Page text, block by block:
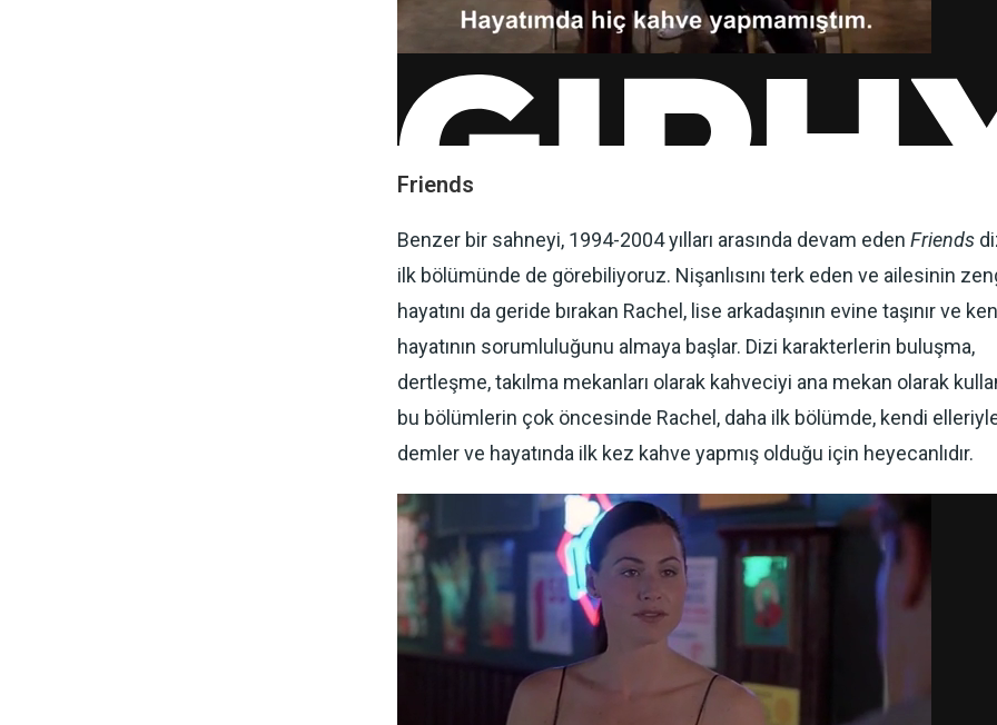
Friends
Benzer bir sahneyi, 1994-2004 yılları arasında devam eden Friends
ilk bölümünde de görebiliyoruz. Nişanlısını terk eden ve ailesinin
hayatını da geride bırakan Rachel, lise arkadaşının evine taşınır ve
hayatının sorumluluğunu almaya başlar. Dizi karakterlerin buluşma,
dertleşme, takılma mekanları olarak kahveciyi ana mekan olarak
bu bölümlerin çok öncesinde Rachel, daha ilk bölümde, kendi
demler ve hayatında ilk kez kahve yapmış olduğu için heyecanlıdır.